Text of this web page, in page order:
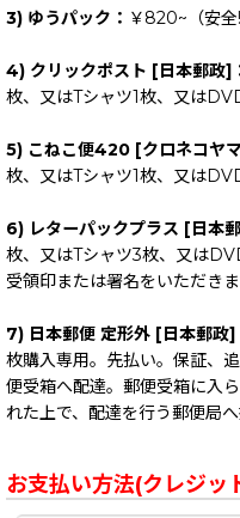
3) ゆうパック： ￥820~（安全
4) クリックポスト [日本郵政]
枚、又はTシャツ1枚、又は
5) こねこ便420 [クロネコヤ
枚、又はTシャツ1枚、又は
6) レターパックプラス [日本
枚、又はTシャツ3枚、又は
受領印または署名をいただき
7) 日本郵便 定形外 [日本郵政]
枚購入専用。先払い。保証、
便受箱へ配達。郵便受箱に入
れた上で、配達を行う郵便局
お支払い方法(クレジッ